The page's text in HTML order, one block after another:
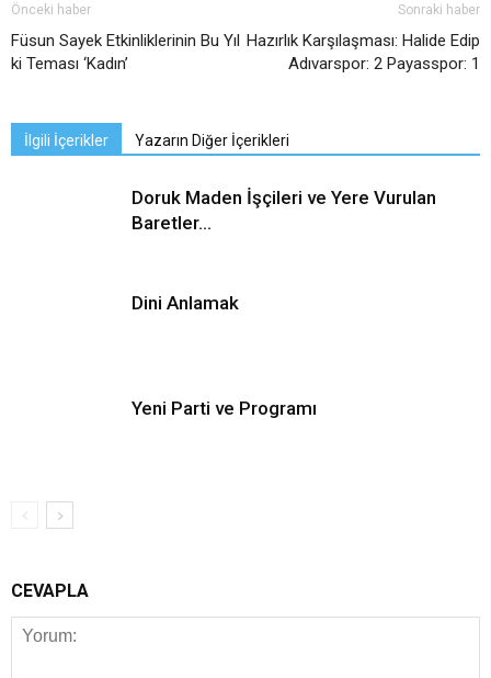
Önceki haber
Füsun Sayek Etkinliklerinin Bu Yıl
ki Teması ‘Kadın’
Sonraki haber
Hazırlık Karşılaşması: Halide Edip
Adıvarspor: 2 Payasspor: 1
İlgili İçerikler Yazarın Diğer İçerikleri
Doruk Maden İşçileri ve Yere Vurulan
Baretler…
Dini Anlamak
Yeni Parti ve Programı
CEVAPLA